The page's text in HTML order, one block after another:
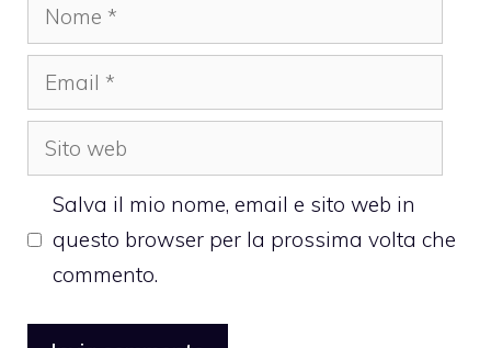
Nome
Email
Sito
web
Salva il mio nome, email e sito web in
questo browser per la prossima volta che
commento.